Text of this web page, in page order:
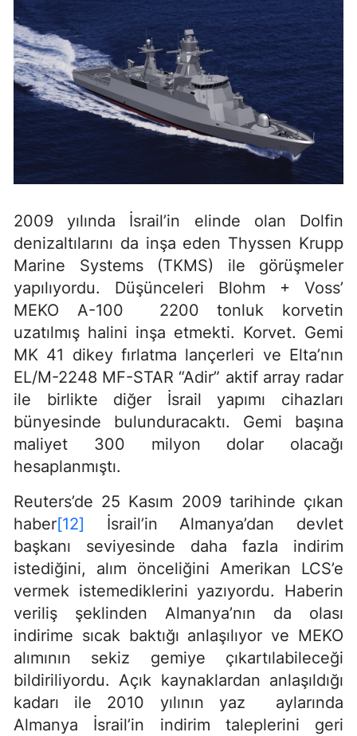
2009 yılında İsrail’in elinde olan Dolfin
denizaltılarını da inşa eden Thyssen Krupp
Marine Systems (TKMS) ile görüşmeler
yapılıyordu. Düşünceleri Blohm + Voss’
MEKO A-100 2200 tonluk korvetin
uzatılmış halini inşa etmekti. Korvet. Gemi
MK 41 dikey fırlatma lançerleri ve Elta’nın
EL/M-2248 MF-STAR “Adir” aktif array radar
ile birlikte diğer İsrail yapımı cihazları
bünyesinde bulunduracaktı. Gemi başına
maliyet 300 milyon dolar olacağı
hesaplanmıştı.
Reuters’de 25 Kasım 2009 tarihinde çıkan
haber[12] İsrail’in Almanya’dan devlet
başkanı seviyesinde daha fazla indirim
istediğini, alım önceliğini Amerikan LCS’e
vermek istemediklerini yazıyordu. Haberin
veriliş şeklinden Almanya’nın da olası
indirime sıcak baktığı anlaşılıyor ve MEKO
alımının sekiz gemiye çıkartılabileceği
bildiriliyordu. Açık kaynaklardan anlaşıldığı
kadarı ile 2010 yılının yaz aylarında
Almanya İsrail’in indirim taleplerini geri